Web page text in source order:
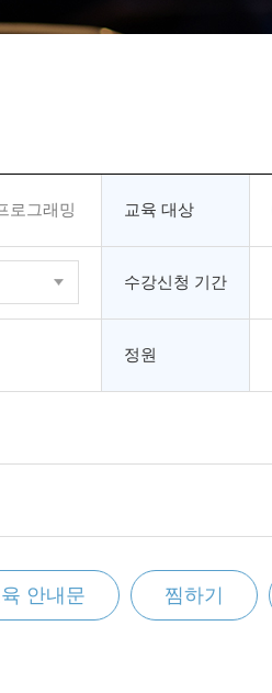
로그래밍 교육 대상
수강신청 기간
정원
안내문 찜하기